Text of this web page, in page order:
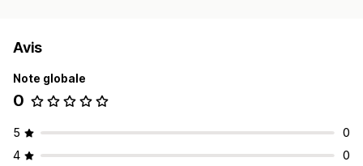
Avis
Note globale
0
5
0
4
0